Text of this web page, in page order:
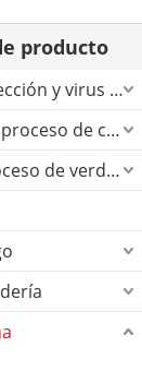
producto
Equipo de protección y virus de Corona.
1.1 Máquina de proceso de carne
Máquina de proceso de verduras